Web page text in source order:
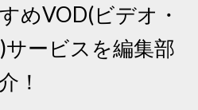
めVOD(ビデオ・
ービスを編集部
！